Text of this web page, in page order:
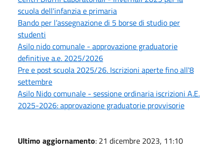
scuola dell'infanzia e primaria
Bando per l’assegnazione di 5 borse di studio per
studenti
Asilo nido comunale - approvazione graduatorie
definitive a.e. 2025/2026
Pre e post scuola 2025/26. Iscrizioni aperte fino all'8
settembre
Asilo Nido comunale - sessione ordinaria iscrizioni A.E.
2025-2026: approvazione graduatorie provvisorie
Ultimo aggiornamento: 21 dicembre 2023, 11:10